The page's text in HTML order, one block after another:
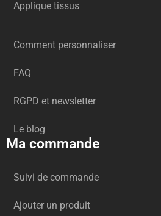
Applique tissus
Comment personnaliser
FAQ
RGPD et newsletter
Le blog
Ma commande
Suivi de commande
Ajouter un produit